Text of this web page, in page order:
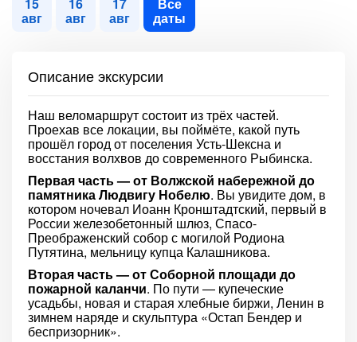
авг авг авг даты
Описание экскурсии
Наш веломаршрут состоит из трёх частей.
Проехав все локации, вы поймёте, какой путь
прошёл город от поселения Усть-Шексна и
восстания волхвов до современного Рыбинска.
Первая часть — от Волжской набережной до
памятника Людвигу Нобелю. Вы увидите дом, в
котором ночевал Иоанн Кронштадтский, первый в
России железобетонный шлюз, Спасо-
Преображенский собор с могилой Родиона
Путятина, мельницу купца Калашникова.
Вторая часть — от Соборной площади до
пожарной каланчи. По пути — купеческие
усадьбы, новая и старая хлебные биржи, Ленин в
зимнем наряде и скульптура «Остап Бендер и
беспризорник».